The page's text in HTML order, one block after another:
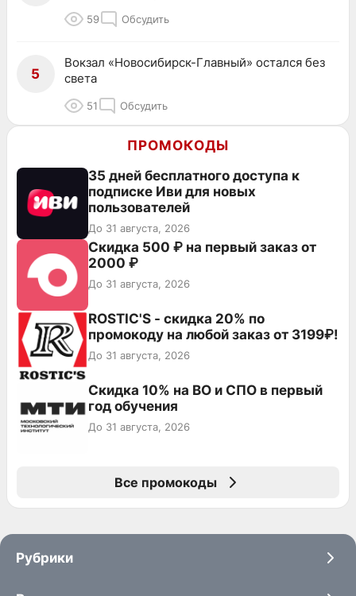
59 Обсудить
5
Вокзал «Новосибирск-Главный» остался без
света
51 Обсудить
ПРОМОКОДЫ
35 дней бесплатного доступа к
подписке Иви для новых
пользователей
До 31 августа, 2026
Скидка 500 ₽ на первый заказ от
2000 ₽
До 31 августа, 2026
ROSTIC'S - скидка 20% по
промокоду на любой заказ от 3199₽!
До 31 августа, 2026
Скидка 10% на ВО и СПО в первый
год обучения
До 31 августа, 2026
Все промокоды
Рубрики